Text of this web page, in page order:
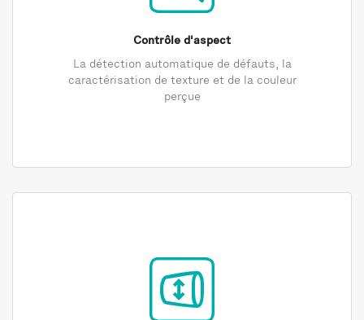
Contrôle d'aspect
La détection automatique de défauts, la
caractérisation de texture et de la couleur
perçue